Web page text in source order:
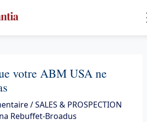
votre ABM USA ne
/SALES & PROSPECTION
Rebuffet-Broadus